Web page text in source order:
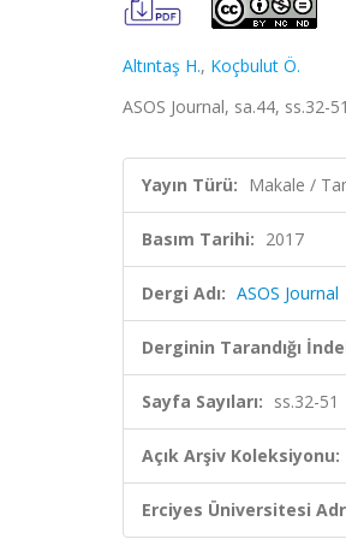
Altıntaş H., Koçbulut Ö.
ASOS Journal, sa.44, ss.32-
Yayın Türü: Makale /
Basım Tarihi: 2017
Dergi Adı: ASOS Journal
Derginin Tarandığı
Sayfa Sayıları: ss.32-51
Açık Arşiv Koleksiyonu:
Erciyes Üniversitesi